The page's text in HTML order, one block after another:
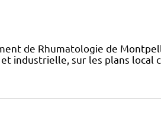
de Rhumatologie de
industrielle, sur les plans local